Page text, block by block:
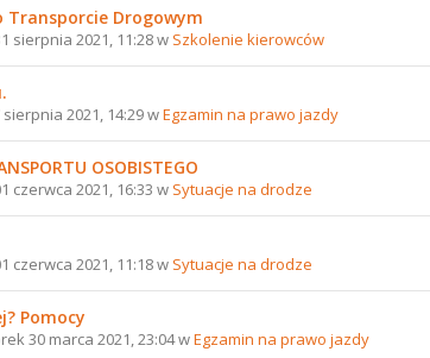
Transporcie Drogowym
sierpnia 2021, 11:28 w Szkolenie kierowców
2021, 14:29 wEgzamin na prawo jazdy
OSOBISTEGO
czerwca 2021, 16:33 w Sytuacje na drodze
czerwca 2021, 11:18 w Sytuacje na drodze
Pomocy
30 marca 2021, 23:04 wEgzamin na prawo jazdy